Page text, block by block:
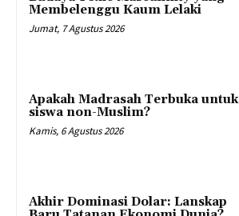
Membelenggu Kaum Lelaki
Jumat, 7 Agustus 2026
Apakah Madrasah Terbuka untuk
siswa non-Muslim?
Kamis, 6 Agustus 2026
Akhir Dominasi Dolar: Lanskap